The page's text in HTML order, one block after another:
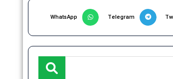
Telegram
WhatsApp